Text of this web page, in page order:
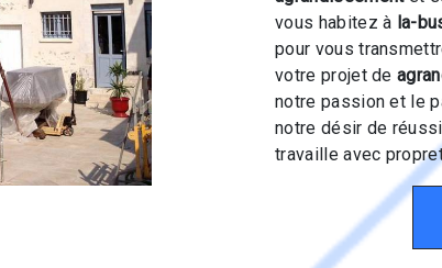
vous habitez à la-
pour vous
votre projet de
notre passion et le
notre désir de
travaille avec